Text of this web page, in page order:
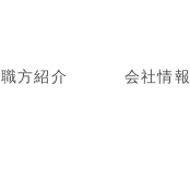
職方紹介 会社情報